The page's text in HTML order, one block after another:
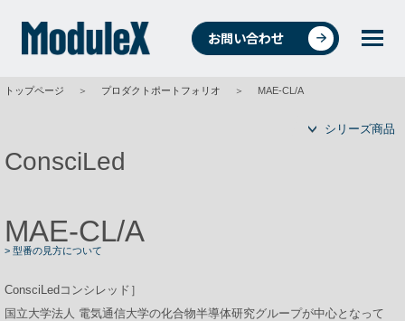
お問い合わせ
統合環境ソリューションについて
事例紹介
トップページ ＞ プロダクトポートフォリオ ＞ MAE-CL/A
シリーズ商品
ConsciLed
MAE-CL/A
> 型番の見方について
ConsciLedコンシレッド］
国立大学法人 電気通信大学の化合物半導体研究グループが中心となって